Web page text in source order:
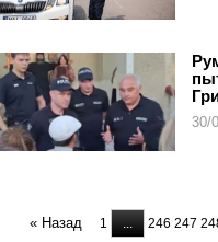
30/
« Назад 1 246 247